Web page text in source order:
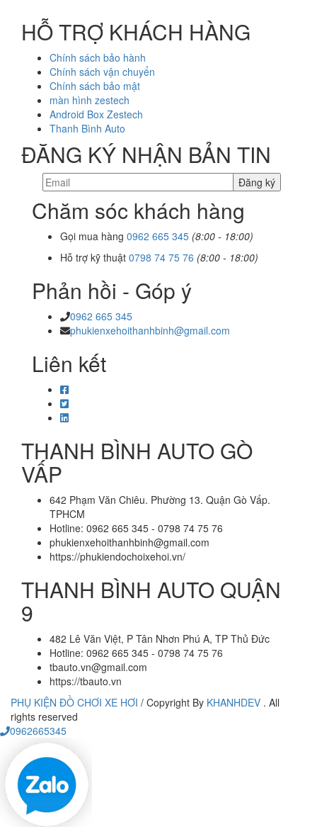
HỖ TRỢ KHÁCH HÀNG
Chính sách bảo hành
Chính sách vận chuyển
Chính sách bảo mật
màn hình zestech
Android Box Zestech
Thanh Bình Auto
ĐĂNG KÝ NHẬN BẢN TIN
Chăm sóc khách hàng
Gọi mua hàng 0962 665 345 (8:00 - 18:00)
Hỗ trợ kỹ thuật 0798 74 75 76 (8:00 - 18:00)
Phản hồi - Góp ý
0962 665 345
phukienxehoithanhbinh@gmail.com
Liên kết
THANH BÌNH AUTO GÒ
VẤP
642 Phạm Văn Chiêu. Phường 13. Quận Gò Vấp.
TPHCM
Hotline: 0962 665 345 - 0798 74 75 76
phukienxehoithanhbinh@gmail.com
https://phukiendochoixehoi.vn/
THANH BÌNH AUTO QUẬN
9
482 Lê Văn Việt, P Tân Nhơn Phú A, TP Thủ Đức
Hotline: 0962 665 345 - 0798 74 75 76
tbauto.vn@gmail.com
https://tbauto.vn
PHỤ KIỆN ĐỒ CHƠI XE HƠI / Copyright By KHANHDEV . All
rights reserved
0962665345